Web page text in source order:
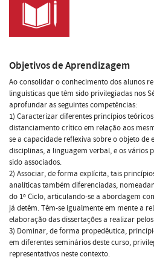
Objetivos de Aprendizagem
Ao consolidar o conhecimento dos alunos
linguísticas que têm sido privilegiadas nos
aprofundar as seguintes competências:
1) Caracterizar diferentes princípios
distanciamento crítico em relação aos
se a capacidade reflexiva sobre o objeto de
disciplinas, a linguagem verbal, e os vários
sido associados.
2) Associar, de forma explícita, tais
analíticas também diferenciadas,
do 1º Ciclo, articulando-se a abordagem
já detêm. Têm-se igualmente em mente a
elaboração das dissertações a realizar
3) Dominar, de forma propedêutica,
em diferentes seminários deste curso,
representativos neste contexto.